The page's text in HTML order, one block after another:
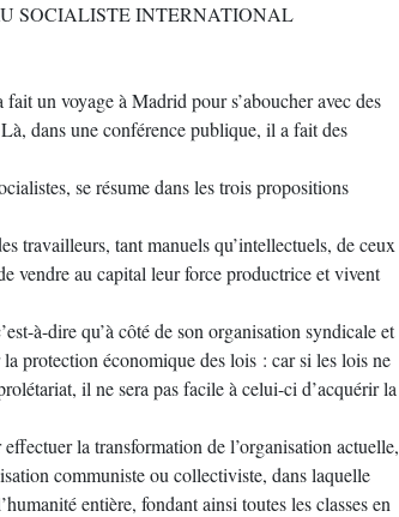
SOCIALISTE INTERNATIONAL
un voyage à Madrid pour s’aboucher avec des
dans une conférence publique, il a fait des
se résume dans les trois propositions
travailleurs, tant manuels qu’intellectuels, de ceux
vendre au capital leur force productrice et vivent
à-dire qu’à côté de son organisation syndicale et
protection économique des lois : car si les lois ne
il ne sera pas facile à celui-ci d’acquérir la
la transformation de l’organisation actuelle,
communiste ou collectiviste, dans laquelle
entière, fondant ainsi toutes les classes en